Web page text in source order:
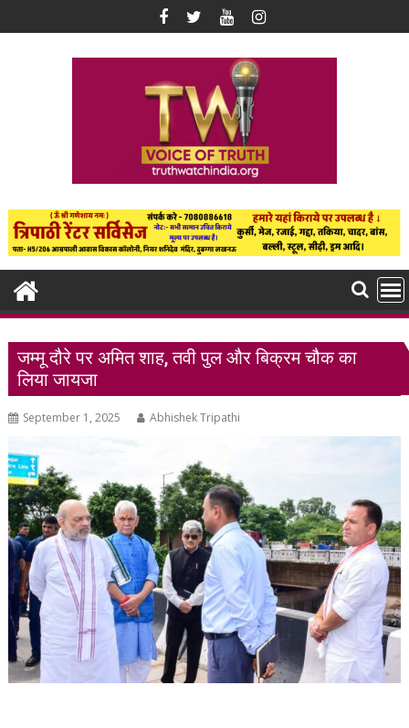
to
जम्मू दौरे पर अमित शाह, तवी पुल और बिक्रम चौक का
लिया जायजा
September 1, 2025 Abhishek Tripathi